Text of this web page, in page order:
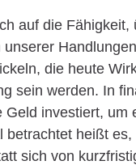
auf die
die heute
sein werden. In
investiert,
betrachtet heißt
sich von